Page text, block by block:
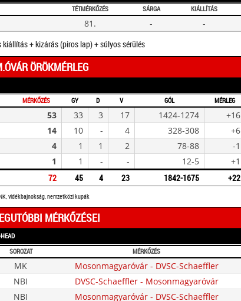
TÉTMÉRKŐZÉS SÁRGA KIÁLLÍTÁS
81. - -
kiállítás + kizárás (piros lap) + súlyos sérülés
ÖRÖKMÉRLEG
MÉRKŐZÉS GY D V GÓL MÉRLEG
53 33 3 17 1424-1274 +16
14 10 - 4 328-308 +6
4 1 1 2 78-88 -1
1 1 - - 12-5 +1
72 45 4 23 1842-1675 +22
vidékbajnokság, nemzetközi kupák
MÉRKŐZÉSEI
SOROZAT MÉRKŐZÉS
MK Mosonmagyaróvár - DVSC-Schaeffler
NBI DVSC-Schaeffler - Mosonmagyaróvár
NBI Mosonmagyaróvár - DVSC-Schaeffler